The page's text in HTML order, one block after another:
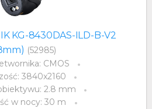
KG-8430DAS-ILD-B-V2
(52985)
CMOS
3840x2160
2.8 mm
w nocy: 30 m